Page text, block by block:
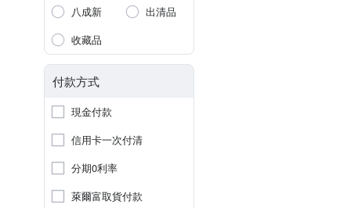
八成新
出清品
收藏品
付款方式
現金付款
信用卡一次付清
分期0利率
萊爾富取貨付款